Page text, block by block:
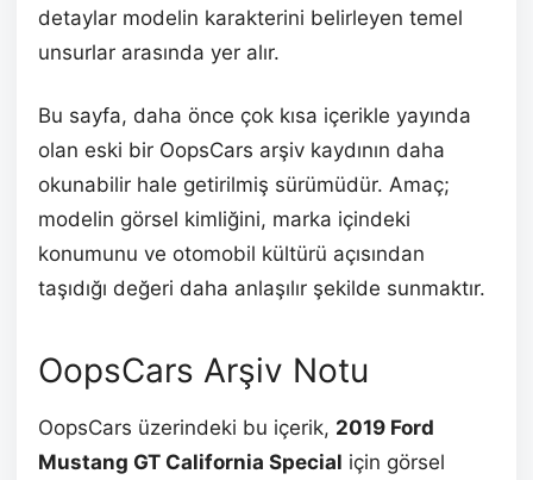
detaylar modelin karakterini belirleyen temel
unsurlar arasında yer alır.
Bu sayfa, daha önce çok kısa içerikle yayında
olan eski bir OopsCars arşiv kaydının daha
okunabilir hale getirilmiş sürümüdür. Amaç;
modelin görsel kimliğini, marka içindeki
konumunu ve otomobil kültürü açısından
taşıdığı değeri daha anlaşılır şekilde sunmaktır.
OopsCars Arşiv Notu
OopsCars üzerindeki bu içerik, 2019 Ford
Mustang GT California Special için görsel